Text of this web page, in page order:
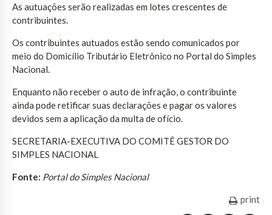
As autuações serão realizadas em lotes crescentes de
contribuintes.
Os contribuintes autuados estão sendo comunicados por
meio do Domicílio Tributário Eletrônico no Portal do Simples
Nacional.
Enquanto não receber o auto de infração, o contribuinte
ainda pode retificar suas declarações e pagar os valores
devidos sem a aplicação da multa de ofício.
SECRETARIA-EXECUTIVA DO COMITÊ GESTOR DO
SIMPLES NACIONAL
Fonte: Portal do Simples Nacional
print